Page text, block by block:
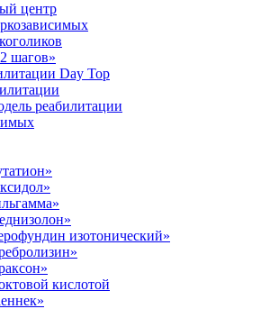
центр
шагов»
Day Top
реабилитации
изотонический»
кислотой